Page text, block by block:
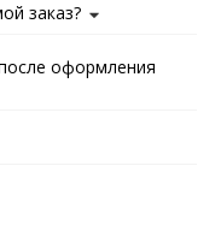
заказ?
оформления